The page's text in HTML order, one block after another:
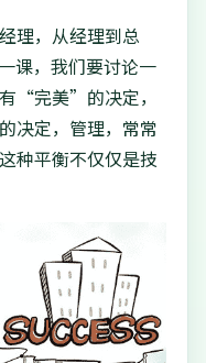
理，从经理到总
课，我们要讨论一
“完美”的决定，
决定，管理，常常
种平衡不仅仅是技